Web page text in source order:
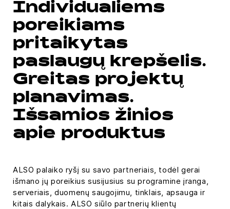
Individualiems
poreikiams
pritaikytas
paslaugų krepšelis.
Greitas projektų
planavimas.
Išsamios žinios
apie produktus
ALSO palaiko ryšį su savo partneriais, todėl gerai
išmano jų poreikius susijusius su programine įranga,
serveriais, duomenų saugojimu, tinklais, apsauga ir
kitais dalykais. ALSO siūlo partnerių klientų